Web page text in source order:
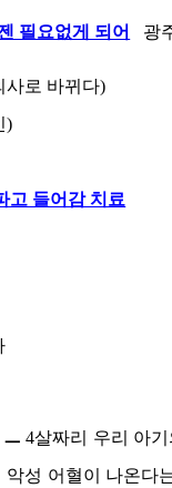
필요없게 되어 광
사로 바뀌다)
)
고 들어감 치료
ㅡ4살짜리 우리 아
성 어혈이 나온다